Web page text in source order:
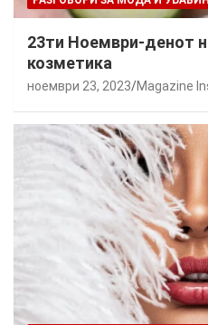
23ти Ноември-денот
козметика
ноември 23, 2023 Magazine